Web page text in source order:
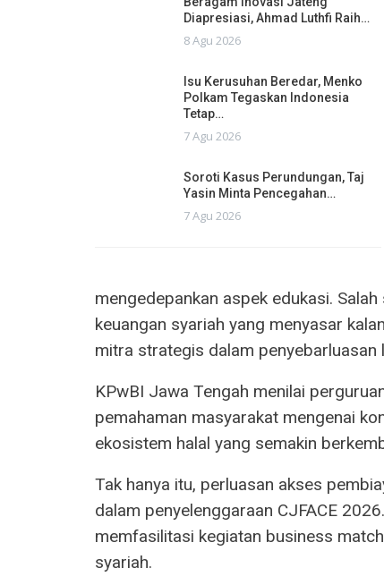
Diapresiasi, Ahmad Luthfi Raih…
8 Agu 2026
Isu Kerusuhan Beredar, Menko
Polkam Tegaskan Indonesia
Tetap…
7 Agu 2026
Soroti Kasus Perundungan, Taj
Yasin Minta Pencegahan…
7 Agu 2026
mengedepankan aspek edukasi.
keuangan syariah yang menyasar
mitra strategis dalam
KPwBI Jawa Tengah menilai
pemahaman masyarakat mengenai
ekosistem halal yang semakin
Tak hanya itu, perluasan akses
dalam penyelenggaraan CJFACE
memfasilitasi kegiatan business
syariah.